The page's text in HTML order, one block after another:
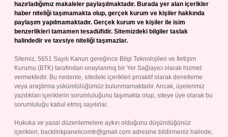
hazırladığımız makaleler paylaşılmaktadır. Burada yer alan içerikler
haber niteliği taşımamakta olup, gerçek kurum ve kişiler hakkında
paylaşım yapılmamaktadır. Gerçek kurum ve kişiler ile isim
benzerlikleri tamamen tesadüfidir. Sitemizdeki bilgiler taslak
halindedir ve tavsiye niteliği taşımazlar.
Sitemiz, 5651 Sayılı Kanun gereğince Bilgi Teknolojileri ve İletişim
Kurumu (BTK) tarafından onaylanmış bir Yer Sağlayıcı olarak hizmet
vermektedir. Bu nedenle, sitedeki içerikleri proaktif olarak denetleme
veya araştırma yükümlülüğümüz bulunmamaktadır. Ancak, üyelerimiz
yazdıkları içeriklerin sorumluluğunu taşımakta olup, siteye üye olarak bu
sorumluluğu kabul etmiş sayılırlar.
Hukuka ve yasal düzenlemelere aykırı olduğunu düşündüğünüz
içerikleri, backlinkpanelicomtr@gmail.com adresine bildirmeniz halinde,